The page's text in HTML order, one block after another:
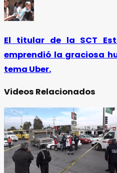
El titular de la SCT
emprendió la graciosa
tema Uber.
Videos Relacionados